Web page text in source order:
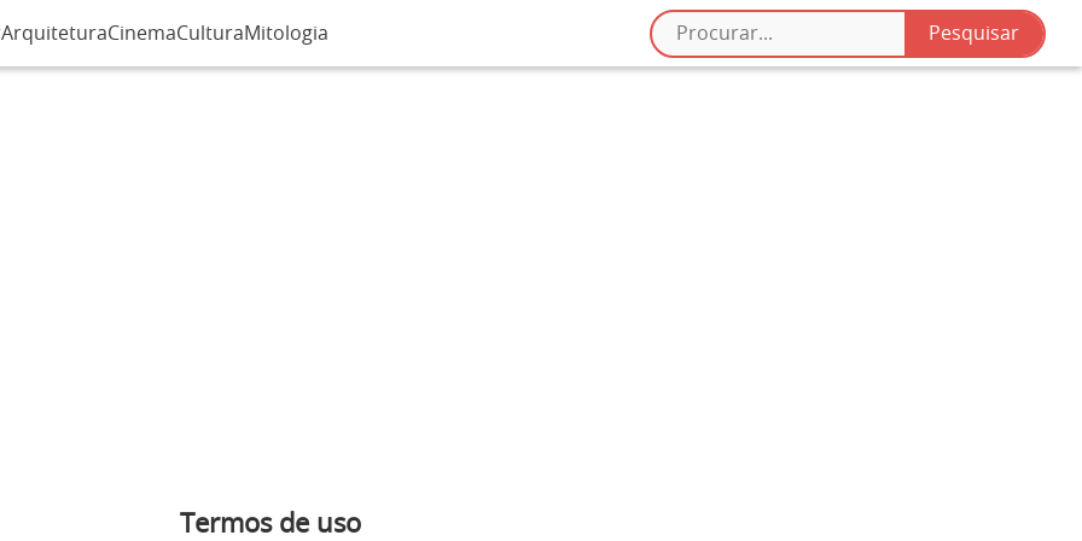
ArquiteturaCinemaCulturaMitologia
Termos de uso